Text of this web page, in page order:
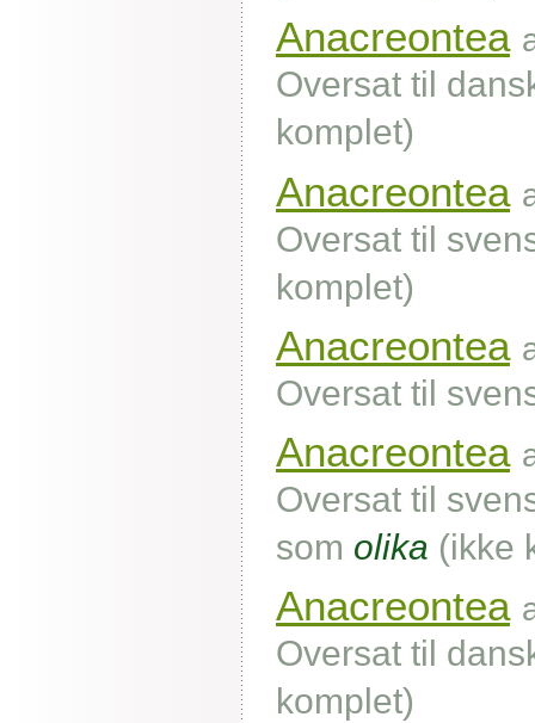
Anacreontea
Oversat til
komplet)
Anacreontea
Oversat til
komplet)
Anacreontea
Oversat til
Anacreontea
Oversat til
som olika (ikke
Anacreontea
Oversat til
komplet)